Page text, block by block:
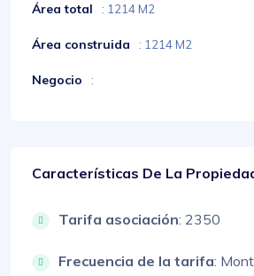
Área total : 1214 M2
Área construida : 1214 M2
Negocio :
Características De La
Tarifa asociación: 2350
Frecuencia de la tarifa: